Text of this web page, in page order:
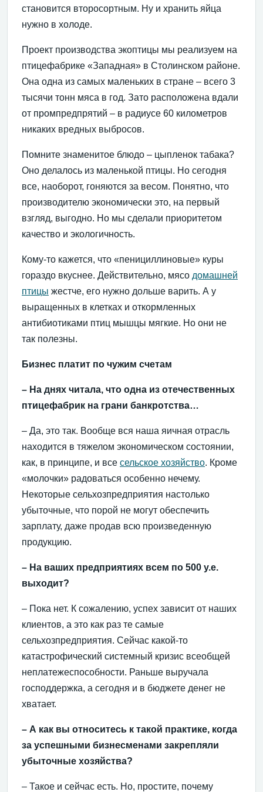
становится второсортным. Ну и хранить яйца
нужно в холоде.
Проект производства экоптицы мы реализуем на
птицефабрике «Западная» в Столинском районе.
Она одна из самых маленьких в стране – всего 3
тысячи тонн мяса в год. Зато расположена вдали
от промпредпрятий – в радиусе 60 километров
никаких вредных выбросов.
Помните знаменитое блюдо – цыпленок табака?
Оно делалось из маленькой птицы. Но сегодня
все, наоборот, гоняются за весом. Понятно, что
производителю экономически это, на первый
взгляд, выгодно. Но мы сделали приоритетом
качество и экологичность.
Кому-то кажется, что «пенициллиновые» куры
гораздо вкуснее. Действительно, мясо домашней
птицы жестче, его нужно дольше варить. А у
выращенных в клетках и откормленных
антибиотиками птиц мышцы мягкие. Но они не
так полезны.
Бизнес платит по чужим счетам
– На днях читала, что одна из отечественных
птицефабрик на грани банкротства…
– Да, это так. Вообще вся наша яичная отрасль
находится в тяжелом экономическом состоянии,
как, в принципе, и все сельское хозяйство. Кроме
«молочки» радоваться особенно нечему.
Некоторые сельхозпредприятия настолько
убыточные, что порой не могут обеспечить
зарплату, даже продав всю произведенную
продукцию.
– На ваших предприятиях всем по 500 у.е.
выходит?
– Пока нет. К сожалению, успех зависит от наших
клиентов, а это как раз те самые
сельхозпредприятия. Сейчас какой-то
катастрофический системный кризис всеобщей
неплатежеспособности. Раньше выручала
господдержка, а сегодня и в бюджете денег не
хватает.
– А как вы относитесь к такой практике, когда
за успешными бизнесменами закрепляли
убыточные хозяйства?
– Такое и сейчас есть. Но, простите, почему